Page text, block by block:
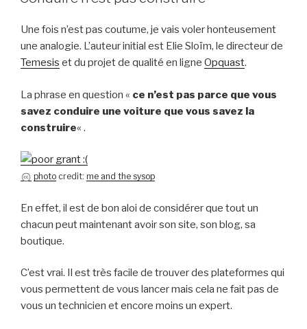
Une fois n’est pas coutume, je vais voler honteusement
une analogie. L’auteur initial est Elie Sloïm, le directeur de
Temesis et du projet de qualité en ligne Opquast.
La phrase en question « ce n’est pas parce que vous
savez conduire une voiture que vous savez la
construire« .
photo credit: me and the sysop
En effet, il est de bon aloi de considérer que tout un
chacun peut maintenant avoir son site, son blog, sa
boutique.
C’est vrai. Il est très facile de trouver des plateformes qui
vous permettent de vous lancer mais cela ne fait pas de
vous un technicien et encore moins un expert.